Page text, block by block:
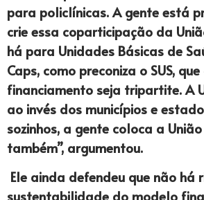
para policlínicas. A gente está
crie essa coparticipação da
há para Unidades Básicas de
Caps, como preconiza o SUS, que
financiamento seja tripartite. A
ao invés dos municípios e
sozinhos, a gente coloca a
também”, argumentou.
Ele ainda defendeu que não há
sustentabilidade do modelo